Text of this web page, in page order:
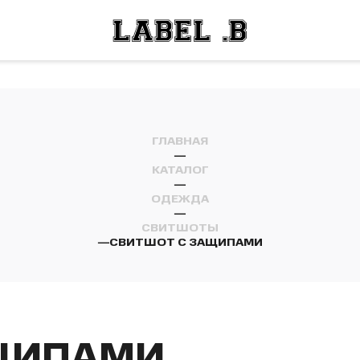
ГЛАВНАЯ
—
КАТАЛОГ
—
ОДЕЖДА
—
СВИТШОТЫ
—СВИТШОТ С ЗАЩИПАМИ